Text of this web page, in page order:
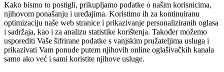
Kako bismo to postigli, prikupljamo podatke o našim korisnicima,
njihovom ponašanju i uređajima. Koristimo ih za kontinuiranu
optimizaciju naše web stranice i prikazivanje personaliziranih oglasa
i sadržaja, kao i za analizu statistike korištenja. Također možemo
usporediti Vaše šifrirane podatke s vanjskim pružateljima usluga i
prikazivati Vam ponude putem njihovih online oglašivačkih kanala
samo ako već i sami koristite njihove usluge.